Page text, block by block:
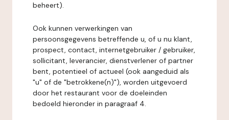
beheert).
Ook kunnen verwerkingen van
persoonsgegevens betreffende u, of u nu klant,
prospect, contact, internetgebruiker / gebruiker,
sollicitant, leverancier, dienstverlener of partner
bent, potentieel of actueel (ook aangeduid als
"u" of de "betrokkene(n)"), worden uitgevoerd
door het restaurant voor de doeleinden
bedoeld hieronder in paragraaf 4.